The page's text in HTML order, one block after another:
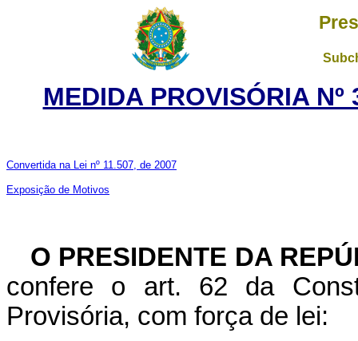
MEDIDA PROVISÓRIA
Convertida na Lei nº 11.507, de 2007
Exposição de Motivos
O PRESIDENTE DA
confere o art. 62 da
Provisória, com força de lei: